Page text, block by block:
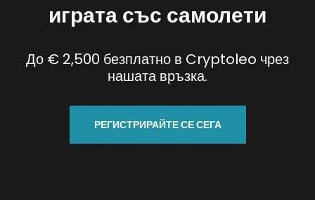
играта със самолети
До € 2,500 безплатно в Cryptoleo чрез
нашата връзка.
РЕГИСТРИРАЙТЕ СЕ СЕГА